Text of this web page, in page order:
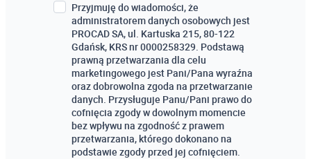
Przyjmuję do wiadomości, że
administratorem danych osobowych jest
PROCAD SA, ul. Kartuska 215, 80-122
Gdańsk, KRS nr 0000258329. Podstawą
prawną przetwarzania dla celu
marketingowego jest Pani/Pana wyraźna
oraz dobrowolna zgoda na przetwarzanie
danych. Przysługuje Panu/Pani prawo do
cofnięcia zgody w dowolnym momencie
bez wpływu na zgodność z prawem
przetwarzania, którego dokonano na
podstawie zgody przed jej cofnięciem.